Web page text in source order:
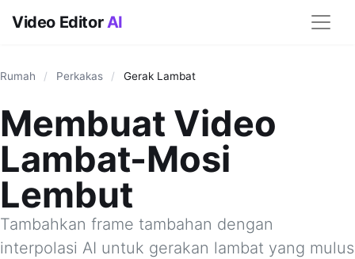
Video EditorAI
Rumah / Perkakas / Gerak Lambat
Membuat Video
Lambat-Mosi
Lembut
Tambahkan frame tambahan dengan
interpolasi AI untuk gerakan lambat yang mulus